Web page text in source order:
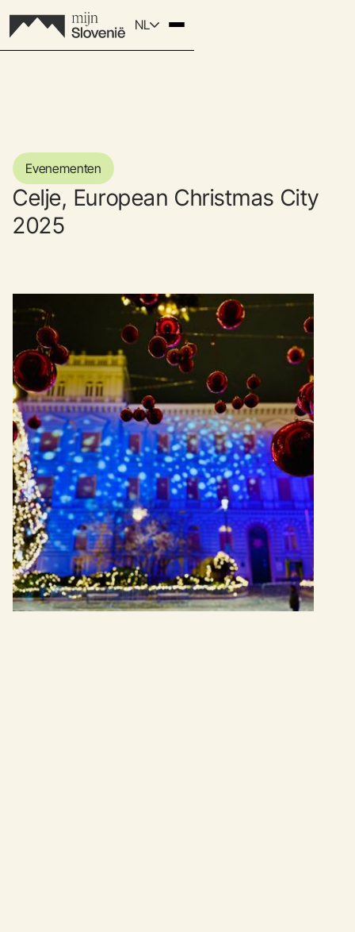
NL
Evenementen
Celje, European Christmas City
2025